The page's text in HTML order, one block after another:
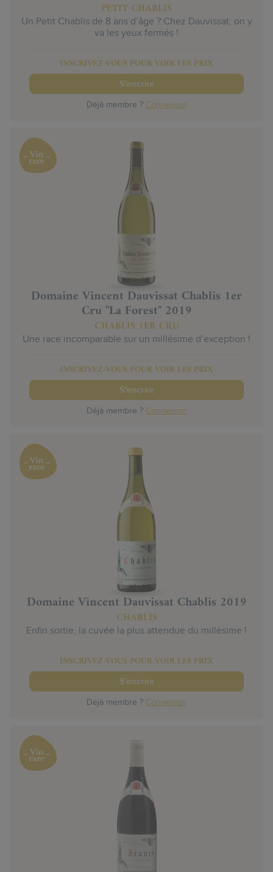
PETIT CHABLIS
Un Petit Chablis de 8 ans d’âge ? Chez Dauvissat, on y
va les yeux fermés !
INSCRIVEZ-VOUS POUR VOIR LES PRIX
S'inscrire
Déjà membre ? Connexion
Domaine Vincent Dauvissat Chablis 1er
Cru "La Forest" 2019
CHABLIS 1ER CRU
Une race incomparable sur un millésime d’exception !
INSCRIVEZ-VOUS POUR VOIR LES PRIX
S'inscrire
Déjà membre ? Connexion
Domaine Vincent Dauvissat Chablis 2019
CHABLIS
Enfin sortie, la cuvée la plus attendue du millésime !
INSCRIVEZ-VOUS POUR VOIR LES PRIX
S'inscrire
Déjà membre ? Connexion